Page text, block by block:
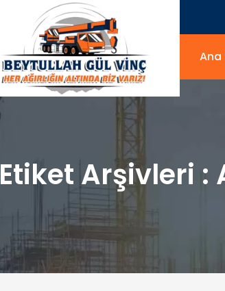
Ana
Etiket Arşivleri :